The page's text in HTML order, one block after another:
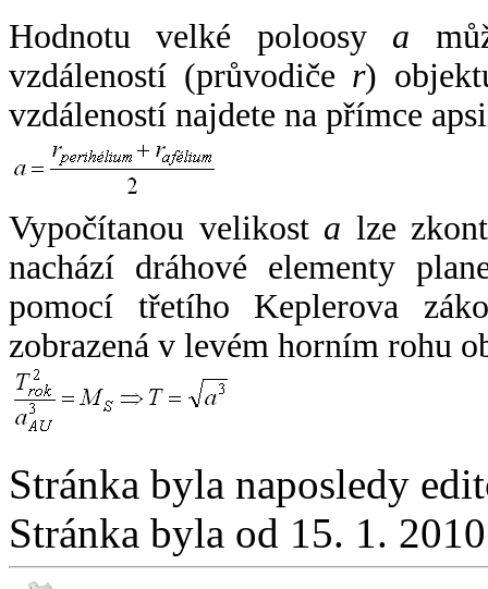
Hodnotu velké poloosy a
vzdáleností (průvodiče r)
vzdáleností najdete na přímce
Vypočítanou velikost a lze
nachází dráhové elementy
pomocí třetího Keplerova
zobrazená v levém horním rohu
Stránka byla naposledy
Stránka byla od 15. 1.